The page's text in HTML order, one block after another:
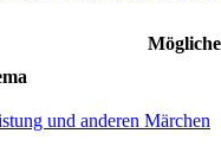
und anderen Märchen